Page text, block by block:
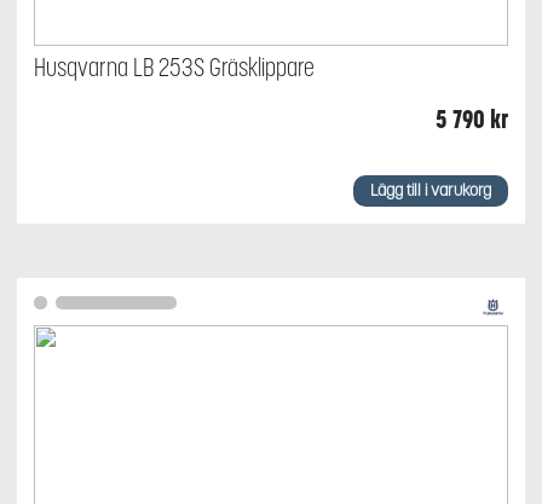
Husqvarna LB 253S Gräsklippare
5 790 kr
Lägg till i varukorg